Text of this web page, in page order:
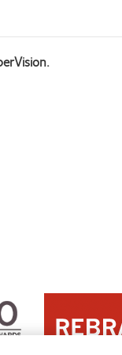
Learn
more
about
2012